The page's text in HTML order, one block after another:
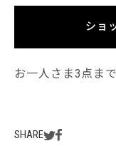
ショ
お一人さま3点ま
SHARE